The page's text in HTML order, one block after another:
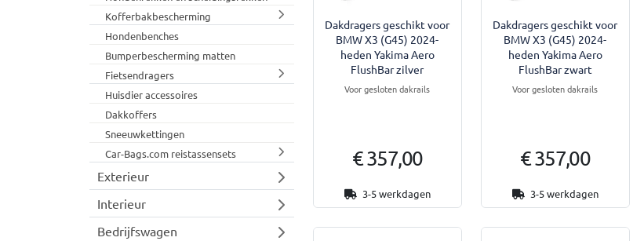
Kofferbakbescherming
Hondenbenches
Bumperbescherming matten
Fietsendragers
Huisdier accessoires
Dakkoffers
Sneeuwkettingen
Car-Bags.com reistassensets
Exterieur
Interieur
Bedrijfswagen
Dakdragers geschikt voor
BMW X3 (G45) 2024-
heden Yakima Aero
FlushBar zilver
Voor gesloten dakrails
€ 357,00
3-5 werkdagen
Dakdragers geschikt voor
BMW X3 (G45) 2024-
heden Yakima Aero
FlushBar zwart
Voor gesloten dakrails
€ 357,00
3-5 werkdagen